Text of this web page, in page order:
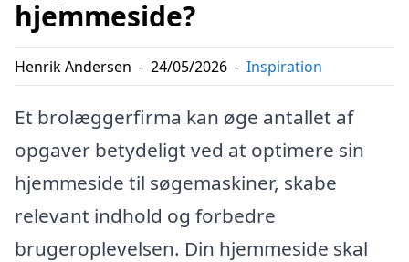
hjemmeside?
Henrik Andersen - 24/05/2026 - Inspiration
Et brolæggerfirma kan øge antallet af
opgaver betydeligt ved at optimere sin
hjemmeside til søgemaskiner, skabe
relevant indhold og forbedre
brugeroplevelsen. Din hjemmeside skal